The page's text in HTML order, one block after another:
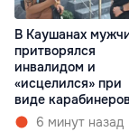
В Каушанах
притворялся
инвалидом и
«исцелился» при
виде
6 минут назад